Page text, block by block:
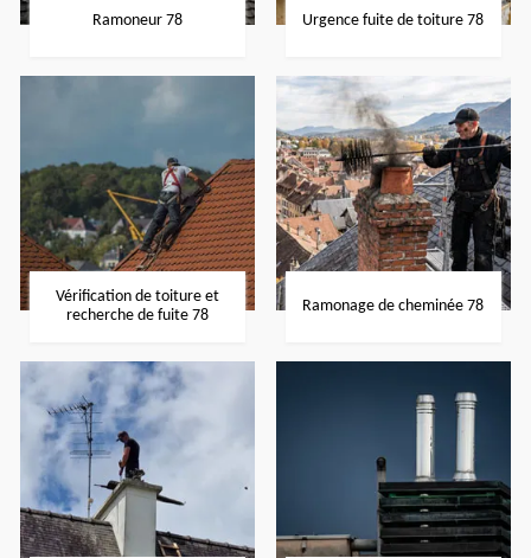
Ramoneur 78 Urgence fuite de toiture 78
Vérification de toiture et
recherche de fuite 78
Ramonage de cheminée 78